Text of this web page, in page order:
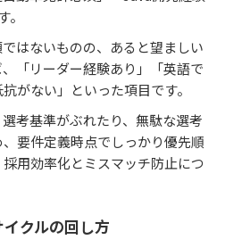
はないものの、あると望ましい
「リーダー経験あり」「英語で
がない」といった項目です。
考基準がぶれたり、無駄な選考
要件定義時点でしっかり優先順
用効率化とミスマッチ防止につ
クルの回し方